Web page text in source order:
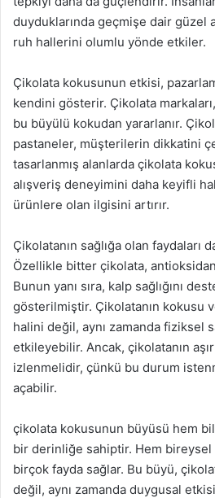
duyduklarında geçmişe dair güzel
ruh hallerini olumlu yönde etkiler.
Çikolata kokusunun etkisi,
kendini gösterir. Çikolata
bu büyülü kokudan yararlanır.
pastaneler, müşterilerin dikkatini
tasarlanmış alanlarda çikolata
alışveriş deneyimini daha keyifli
ürünlere olan ilgisini artırır.
Çikolatanın sağlığa olan faydaları
Özellikle bitter çikolata,
Bunun yanı sıra, kalp sağlığını
gösterilmiştir. Çikolatanın kokusu
halini değil, aynı zamanda fiziksel
etkileyebilir. Ancak, çikolatanın
izlenmelidir, çünkü bu durum
açabilir.
çikolata kokusunun büyüsü hem
bir derinliğe sahiptir. Hem bireysel
birçok fayda sağlar. Bu büyü,
değil, aynı zamanda duygusal